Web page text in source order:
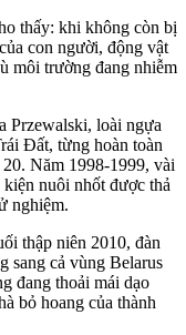
thấy: khi không còn bị
con người, động vật
môi trường đang nhiễm
Przewalski, loài ngựa
Đất, từng hoàn toàn
Năm 1998-1999, vài
nuôi nhốt được thả
nghiệm.
thập niên 2010, đàn
sang cả vùng Belarus
đang thoải mái dạo
bỏ hoang của thành